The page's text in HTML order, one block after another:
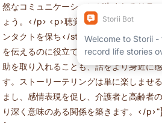
然なコミュニケーションが生まれるリラ
ょう。</p> <p>聴覚に困難がある高齢者
ンタクトを保ち</strong>、表情豊かな
を伝えるのに役立てましょう。写真や意
助を取り入れることも、話をより身近に
す。ストーリーテリングは単に楽しませ
まし、感情表現を促し、介護者と高齢者
り深く意味のある関係を築きます。</